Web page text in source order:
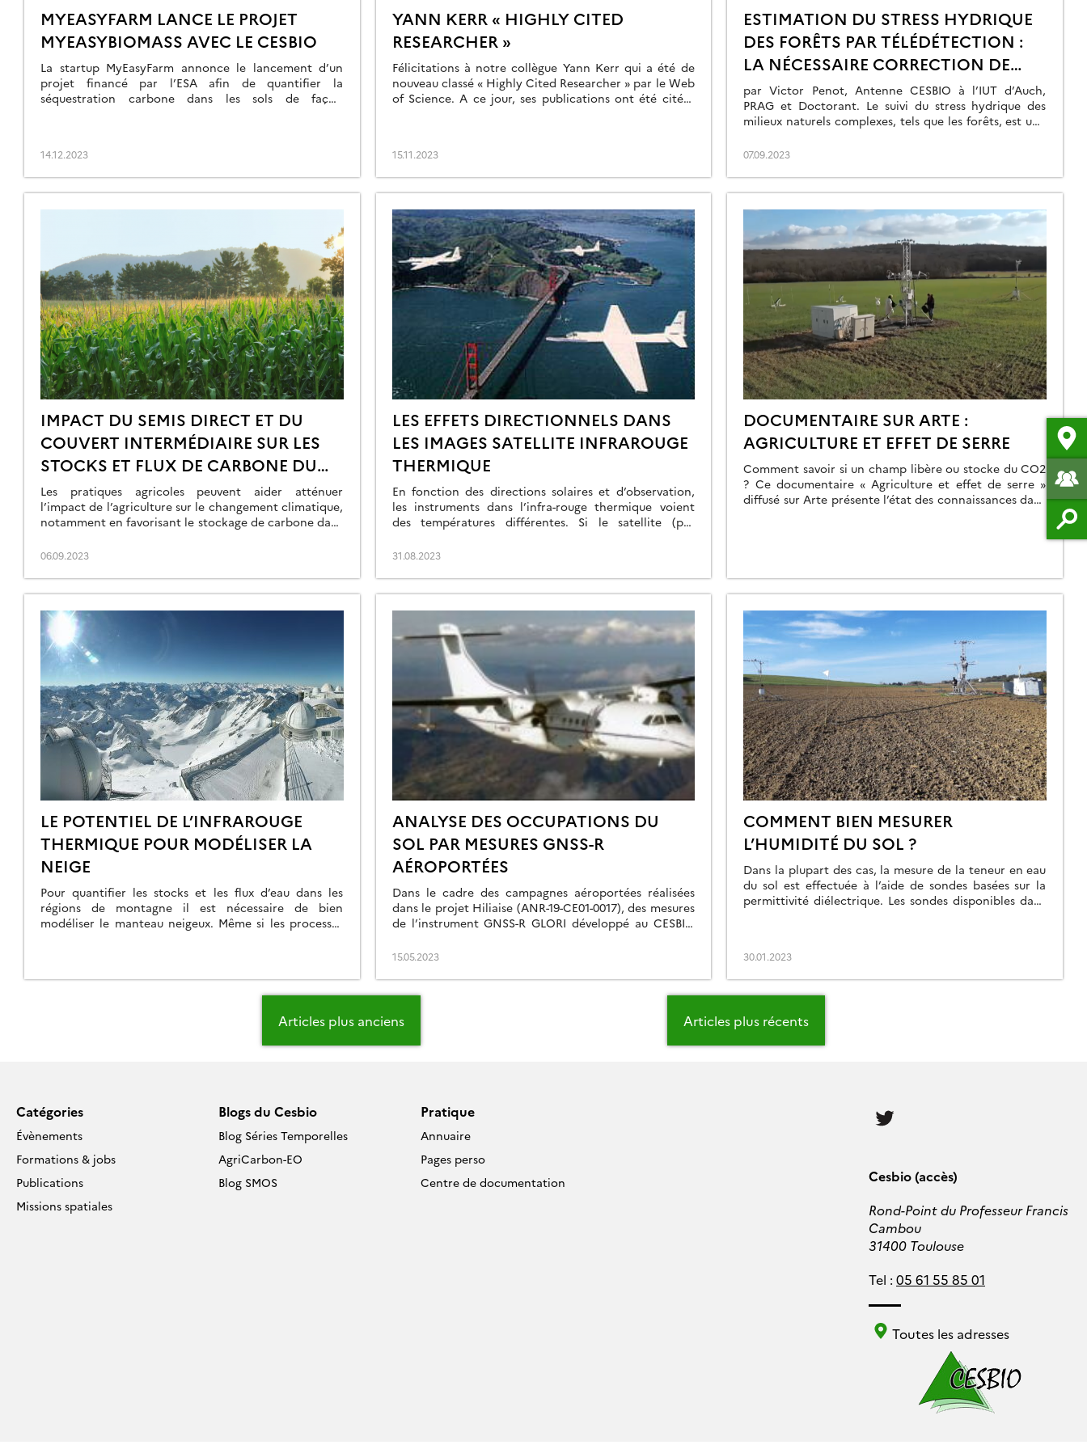
MYEASYFARM LANCE LE PROJET
MYEASYBIOMASS AVEC LE CESBIO
La startup MyEasyFarm annonce le lancement d’un
projet financé par l’ESA afin de quantifier la
séquestration carbone dans les sols de façon
14.12.2023
YANN KERR « HIGHLY CITED
RESEARCHER »
Félicitations à notre collègue Yann Kerr qui a été de
nouveau classé « Highly Cited Researcher » par le Web
of Science. A ce jour, ses publications ont été citées
15.11.2023
ESTIMATION DU STRESS HYDRIQUE
DES FORÊTS PAR TÉLÉDÉTECTION :
LA NÉCESSAIRE CORRECTION DE
L’EFFET DES OMBRES PORTÉES
par Victor Penot, Antenne CESBIO à l’IUT d’Auch,
PRAG et Doctorant. Le suivi du stress hydrique des
milieux naturels complexes, tels que les forêts, est une
l’échelle de la canopée – l’arbre – le stress hydrique
[…]
07.09.2023
IMPACT DU SEMIS DIRECT ET DU
COUVERT INTERMÉDIAIRE SUR LES
STOCKS ET FLUX DE CARBONE DU
SOL DANS LES CULTURES DE MAÏS
Les pratiques agricoles peuvent aider atténuer
l’impact de l’agriculture sur le changement climatique,
notamment en favorisant le stockage de carbone dans
sols telles que le non-labour et les couverts
d’atténuation des émissions de gaz à effet de serre
(GES) […]
06.09.2023
LES EFFETS DIRECTIONNELS DANS
LES IMAGES SATELLITE INFRAROUGE
THERMIQUE
En fonction des directions solaires et d’observation,
les instruments dans l’infra-rouge thermique voient
des températures différentes. Si le satellite (par
que les faces éclairées par le soleil, et donc chaudes
côté, les ombres, […]
31.08.2023
DOCUMENTAIRE SUR ARTE :
AGRICULTURE ET EFFET DE SERRE
Comment savoir si un champ libère ou stocke du CO2
? Ce documentaire « Agriculture et effet de serre »
diffusé sur Arte présente l’état des connaissances dans
LE POTENTIEL DE L’INFRAROUGE
THERMIQUE POUR MODÉLISER LA
NEIGE
Pour quantifier les stocks et les flux d’eau dans les
régions de montagne il est nécessaire de bien
modéliser le manteau neigeux. Même si les processus
détériorés par les erreurs dans les forçages
ANALYSE DES OCCUPATIONS DU
SOL PAR MESURES GNSS-R
AÉROPORTÉES
Dans le cadre des campagnes aéroportées réalisées
dans le projet Hiliaise (ANR-19-CE01-0017), des mesures
de l’instrument GNSS-R GLORI développé au CESBIO
juillet 2021 à bord de l’ATR42 de la flotte SAFIRE.
en évidence le potentiel des […]
15.05.2023
COMMENT BIEN MESURER
L’HUMIDITÉ DU SOL ?
Dans la plupart des cas, la mesure de la teneur en eau
du sol est effectuée à l’aide de sondes basées sur la
permittivité diélectrique. Les sondes disponibles dans
sondes utilisent des fonctions […]
30.01.2023
Articles plus anciens Articles plus récents
Catégories
Évènements
Formations & jobs
Publications
Missions spatiales
Blogs du Cesbio
Blog Séries Temporelles
AgriCarbon-EO
Blog SMOS
Pratique
Annuaire
Pages perso
Centre de documentation
Cesbio (accès)
Rond-Point du Professeur Francis
Cambou
31400 Toulouse
Tel : 05 61 55 85 01
Toutes les adresses